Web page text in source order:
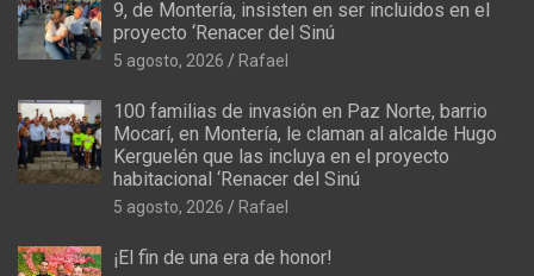
9, de Montería, insisten en ser incluidos en el
proyecto ‘Renacer del Sinú
5 agosto, 2026 Rafael
100 familias de invasión en Paz Norte, barrio
Mocarí, en Montería, le claman al alcalde Hugo
Kerguelén que las incluya en el proyecto
habitacional ‘Renacer del Sinú
5 agosto, 2026 Rafael
¡El fin de una era de honor!